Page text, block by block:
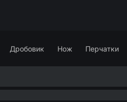
Дробовик Нож Перчатки